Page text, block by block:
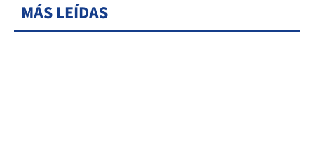
MÁS LEÍDAS